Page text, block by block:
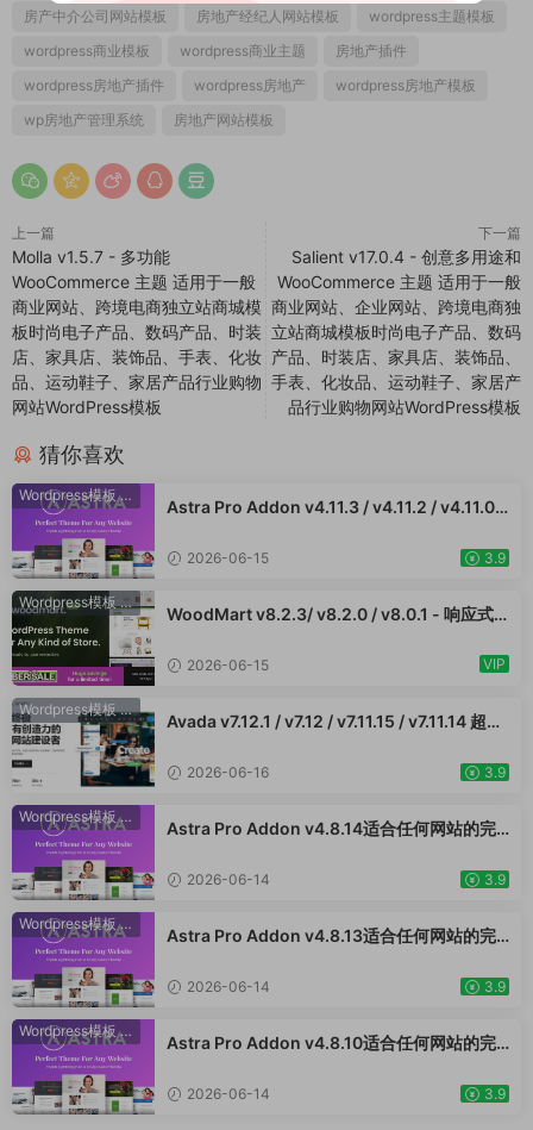
房产中介公司网站模板 房地产经纪人网站模板
wordpress主题模板
wordpress商业模板
wordpress商业主题
房地产插件
wordpress房地产插件
wordpress房地产
wordpress房地产模板
wp房地产管理系统
房地产网站模板
上一篇
Molla v1.5.7 - 多功能
WooCommerce 主题 适用于一般
商业网站、跨境电商独立站商城模
板时尚电子产品、数码产品、时装
店、家具店、装饰品、手表、化妆
品、运动鞋子、家居产品行业购物
网站WordPress模板
下一篇
Salient v17.0.4 - 创意多用途和
WooCommerce 主题 适用于一般
商业网站、企业网站、跨境电商独
立站商城模板时尚电子产品、数码
产品、时装店、家具店、装饰品、
手表、化妆品、运动鞋子、家居产
品行业购物网站WordPress模板
猜你喜欢
Wordpress模板· WooCommerce主题
Astra Pro Addon v4.11.3 / v4.11.2 / v4.11.0 /
的完美主题 WordPress WooCommerce 主
模板时尚电子产品、数码产品、时装店、家具
店、装饰品、手表、化妆品、运动鞋子、家居
2026-06-15 3.9
Wordpress模板· WooCommerce主题
WoodMart v8.2.3/ v8.2.0 / v8.0.1 - 响应式
电商独立站商城模板时尚电子产品、数码产
品、运动鞋子、家居产品行业购物网站WooСo
mmerce主题
2026-06-15 VIP
Wordpress模板· WooCommerce主题
Avada v7.12.1 / v7.12 / v7.11.15 / v7.11.14 超强
板时尚电子产品、数码产品、时装店、家具
2026-06-16 3.9
Wordpress模板· WooCommerce主题
Astra Pro Addon v4.8.14适合任何网站的完
用于一般商业网站、跨境电商独立站商城模板
装饰品、手表、化妆品、运动鞋子、家居产品
行业购物网站WordPress模板
2026-06-14 3.9
Wordpress模板· WooCommerce主题
Astra Pro Addon v4.8.13适合任何网站的完
用于一般商业网站、跨境电商独立站商城模板
装饰品、手表、化妆品、运动鞋子、家居产品
行业购物网站WordPress模板
2026-06-14 3.9
Wordpress模板· WooCommerce主题
Astra Pro Addon v4.8.10适合任何网站的完
用于一般商业网站、跨境电商独立站商城模板
2026-06-14 3.9